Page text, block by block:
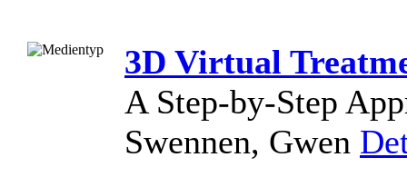
3D Virtual
A Step-by-Step
Swennen, Gwen